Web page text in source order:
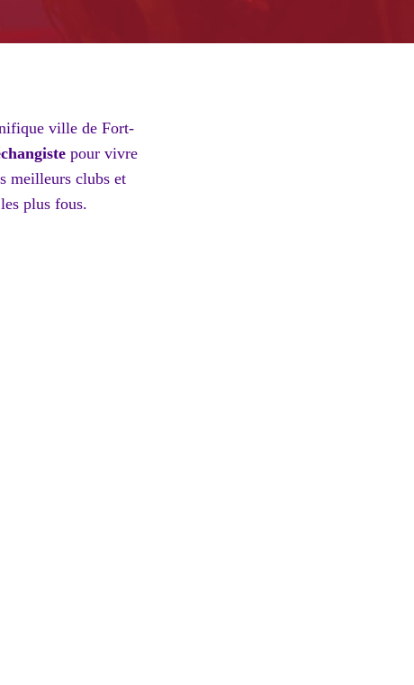
ville de Fort-
pour vivre
meilleurs clubs et
plus fous.